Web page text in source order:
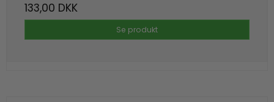
133,00 DKK
Se produkt